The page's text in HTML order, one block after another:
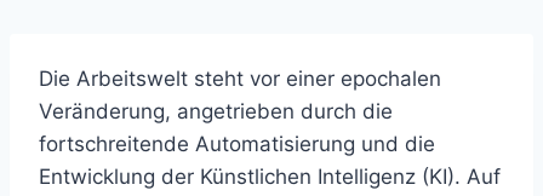
Die Arbeitswelt steht vor einer epochalen
Veränderung, angetrieben durch die
fortschreitende Automatisierung und die
Entwicklung der Künstlichen Intelligenz (KI). Auf